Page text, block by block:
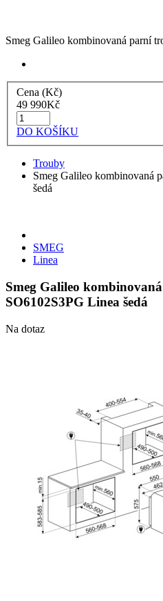
Smeg Galileo kombinovaná parní
Cena (Kč)
49 990Kč
DO KOŠÍKU
Trouby
Smeg Galileo kombinovaná
šedá
SMEG
Linea
Smeg Galileo
SO6102S3PG Linea šedá
Na dotaz